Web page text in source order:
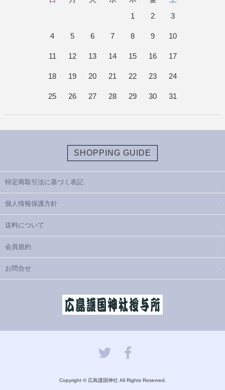
1
2 3
4 5 6 7 8 9 10
11 12 13 14 15 16 17
18 19 20 21 22 23 24
25 26 27 28 29 30 31
SHOPPING GUIDE
特定商取引法に基づく表記
個人情報保護方針
送料について
会員規約
お問合せ
Copyright © 広島護国神社 All Rights Reserved.